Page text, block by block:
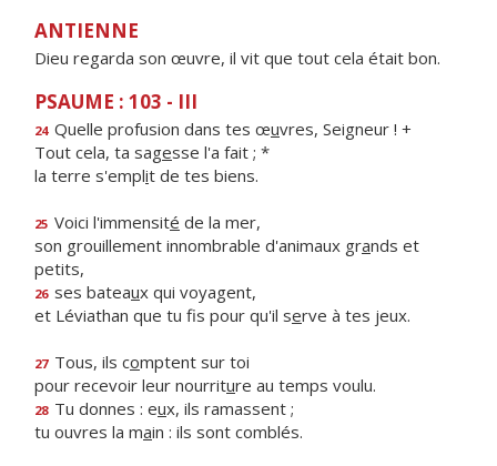
ANTIENNE
Dieu regarda son œuvre, il vit que tout cela était bon.
PSAUME : 103 - III
24 Quelle profusion dans tes œuvres, Seigneur ! +
Tout cela, ta sagesse l'a fait ; *
la terre s'emplit de tes biens.
25 Voici l'immensité de la mer,
son grouillement innombrable d'animaux grands et
petits,
26 ses bateaux qui voyagent,
et Léviathan que tu fis pour qu'il serve à tes jeux.
27 Tous, ils comptent sur toi
pour recevoir leur nourriture au temps voulu.
28 Tu donnes : eux, ils ramassent ;
tu ouvres la main : ils sont comblés.